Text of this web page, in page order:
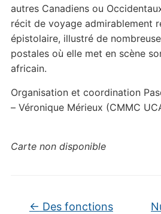
autres Canadiens ou
récit de voyage admirablement
épistolaire, illustré de
postales où elle met en scène
africain.
Organisation et coordination
– Véronique Mérieux (CMMC
Carte non disponible
← Des fonctions